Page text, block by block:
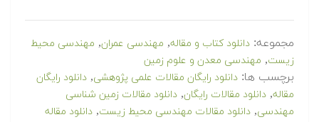
مجموعه: دانلود کتاب و مقاله, مهندسی عمران, مهندسی محیط
زیست, مهندسی معدن و علوم زمین
برچسب ها: دانلود رایگان مقالات علمی پژوهشی, دانلود رایگان
مقاله, دانلود مقالات رایگان, دانلود مقالات زمین شناسی
مهندسی, دانلود مقالات مهندسی محیط زیست, دانلود مقاله